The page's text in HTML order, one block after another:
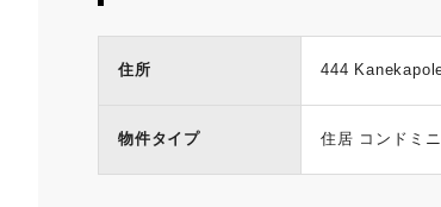
住所 444
物件タイプ 住居 コンドミ